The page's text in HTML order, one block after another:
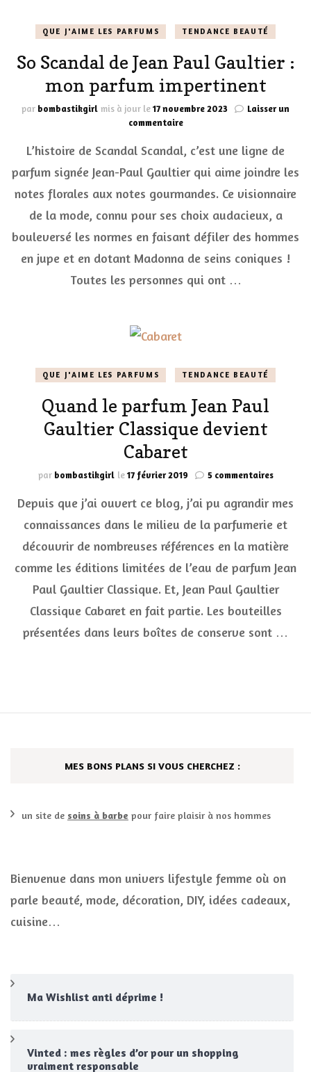
QUE J'AIME LES PARFUMS TENDANCE BEAUTÉ
So Scandal de Jean Paul Gaultier :
mon parfum impertinent
par bombastikgirl mis à jour le17 novembre 2023
Laisser un
commentairesur
Scandal
Jean
Paul
:
mon
parfum
impertinent
L’histoire de Scandal Scandal, c’est une ligne de
parfum signée Jean-Paul Gaultier qui aime joindre les
notes florales aux notes gourmandes. Ce visionnaire
de la mode, connu pour ses choix audacieux, a
bouleversé les normes en faisant défiler des hommes
en jupe et en dotant Madonna de seins coniques !
Toutes les personnes qui ont …
QUE J'AIME LES PARFUMS TENDANCE BEAUTÉ
Quand le parfum Jean Paul
Gaultier Classique devient
Cabaret
par bombastikgirl le17 février 2019 5 commentairessur
le
Jean
Paul
devient
Depuis que j’ai ouvert ce blog, j’ai pu agrandir mes
connaissances dans le milieu de la parfumerie et
découvrir de nombreuses références en la matière
comme les éditions limitées de l’eau de parfum Jean
Paul Gaultier Classique. Et, Jean Paul Gaultier
Classique Cabaret en fait partie. Les bouteilles
présentées dans leurs boîtes de conserve sont …
MES BONS PLANS SI VOUS CHERCHEZ :
un site de soins à barbe pour faire plaisir à nos hommes
Bienvenue dans mon univers lifestyle femme où on
parle beauté, mode, décoration, DIY, idées cadeaux,
cuisine…
Ma Wishlist anti déprime !
Vinted : mes règles d’or pour un shopping
vraiment responsable